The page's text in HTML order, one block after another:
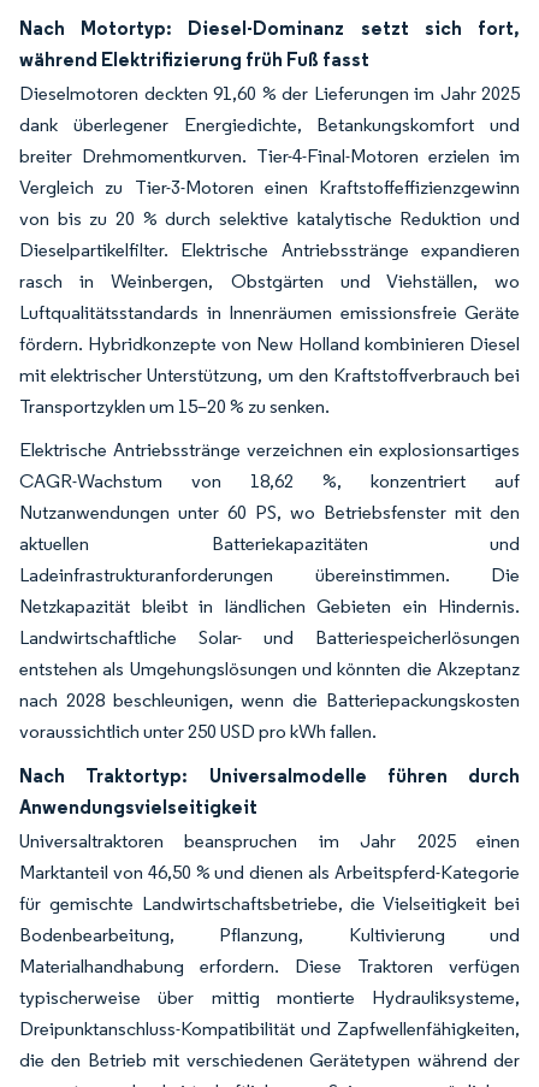
Nach Motortyp: Diesel-Dominanz setzt sich fort,
während Elektrifizierung früh Fuß fasst
Dieselmotoren deckten 91,60 % der Lieferungen im Jahr 2025
dank überlegener Energiedichte, Betankungskomfort und
breiter Drehmomentkurven. Tier-4-Final-Motoren erzielen im
Vergleich zu Tier-3-Motoren einen Kraftstoffeffizienzgewinn
von bis zu 20 % durch selektive katalytische Reduktion und
Dieselpartikelfilter. Elektrische Antriebsstränge expandieren
rasch in Weinbergen, Obstgärten und Viehställen, wo
Luftqualitätsstandards in Innenräumen emissionsfreie Geräte
fördern. Hybridkonzepte von New Holland kombinieren Diesel
mit elektrischer Unterstützung, um den Kraftstoffverbrauch bei
Transportzyklen um 15–20 % zu senken.
Elektrische Antriebsstränge verzeichnen ein explosionsartiges
CAGR-Wachstum von 18,62 %, konzentriert auf
Nutzanwendungen unter 60 PS, wo Betriebsfenster mit den
aktuellen Batteriekapazitäten und
Ladeinfrastrukturanforderungen übereinstimmen. Die
Netzkapazität bleibt in ländlichen Gebieten ein Hindernis.
Landwirtschaftliche Solar- und Batteriespeicherlösungen
entstehen als Umgehungslösungen und könnten die Akzeptanz
nach 2028 beschleunigen, wenn die Batteriepackungskosten
voraussichtlich unter 250 USD pro kWh fallen.
Nach Traktortyp: Universalmodelle führen durch
Anwendungsvielseitigkeit
Universaltraktoren beanspruchen im Jahr 2025 einen
Marktanteil von 46,50 % und dienen als Arbeitspferd-Kategorie
für gemischte Landwirtschaftsbetriebe, die Vielseitigkeit bei
Bodenbearbeitung, Pflanzung, Kultivierung und
Materialhandhabung erfordern. Diese Traktoren verfügen
typischerweise über mittig montierte Hydrauliksysteme,
Dreipunktanschluss-Kompatibilität und Zapfwellenfähigkeiten,
die den Betrieb mit verschiedenen Gerätetypen während der